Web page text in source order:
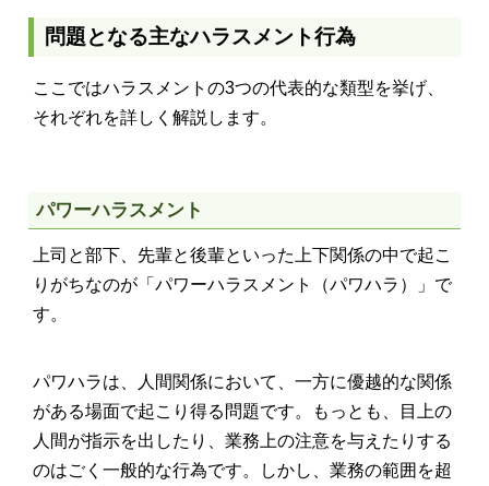
問題となる主なハラスメント行為
ここではハラスメントの3つの代表的な類型を挙げ、
それぞれを詳しく解説します。
パワーハラスメント
上司と部下、先輩と後輩といった上下関係の中で起こ
りがちなのが「パワーハラスメント（パワハラ）」で
す。
パワハラは、人間関係において、一方に優越的な関係
がある場面で起こり得る問題です。もっとも、目上の
人間が指示を出したり、業務上の注意を与えたりする
のはごく一般的な行為です。しかし、業務の範囲を超